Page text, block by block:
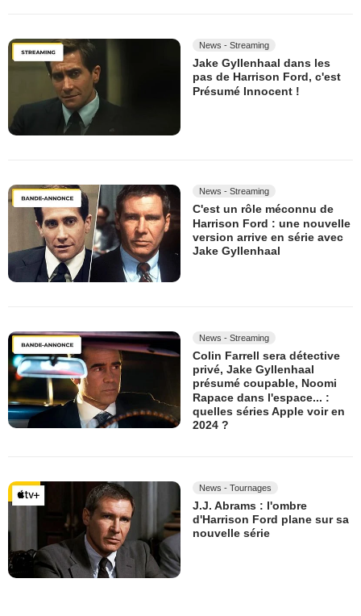
News - Streaming
Jake Gyllenhaal dans les
pas de Harrison Ford, c'est
Présumé Innocent !
News - Streaming
C'est un rôle méconnu de
Harrison Ford : une nouvelle
version arrive en série avec
Jake Gyllenhaal
News - Streaming
Colin Farrell sera détective
privé, Jake Gyllenhaal
présumé coupable, Noomi
Rapace dans l'espace... :
quelles séries Apple voir en
2024 ?
News - Tournages
J.J. Abrams : l'ombre
d'Harrison Ford plane sur sa
nouvelle série